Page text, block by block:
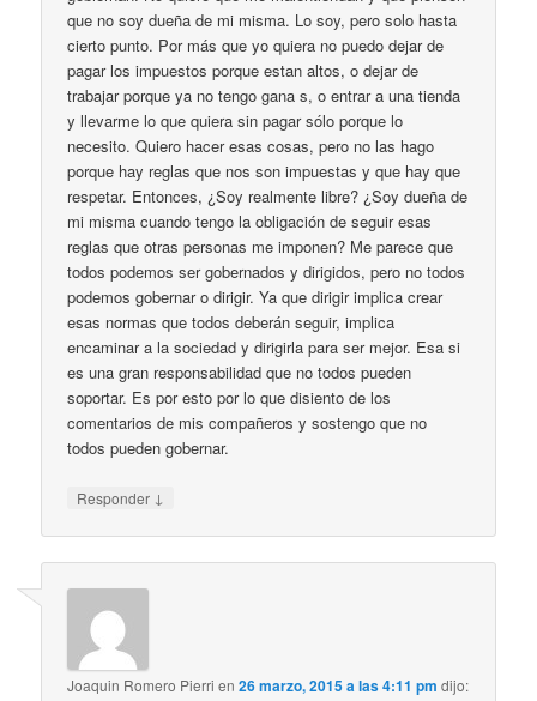
que no soy dueña de mi misma. Lo soy, pero solo hasta
cierto punto. Por más que yo quiera no puedo dejar de
pagar los impuestos porque estan altos, o dejar de
trabajar porque ya no tengo gana s, o entrar a una tienda
y llevarme lo que quiera sin pagar sólo porque lo
necesito. Quiero hacer esas cosas, pero no las hago
porque hay reglas que nos son impuestas y que hay que
respetar. Entonces, ¿Soy realmente libre? ¿Soy dueña de
mi misma cuando tengo la obligación de seguir esas
reglas que otras personas me imponen? Me parece que
todos podemos ser gobernados y dirigidos, pero no todos
podemos gobernar o dirigir. Ya que dirigir implica crear
esas normas que todos deberán seguir, implica
encaminar a la sociedad y dirigirla para ser mejor. Esa si
es una gran responsabilidad que no todos pueden
soportar. Es por esto por lo que disiento de los
comentarios de mis compañeros y sostengo que no
todos pueden gobernar.
Responder ↓
Joaquin Romero Pierri en26 marzo, 2015 a las 4:11 pm dijo: